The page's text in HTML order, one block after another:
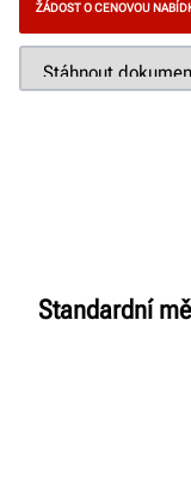
ŽÁDOST O CENOVOU
Standardní